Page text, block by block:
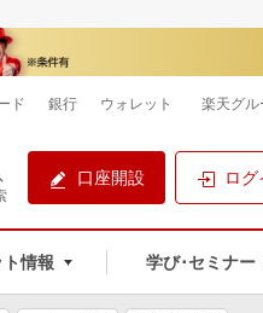
口座開設 ログ
情報 学び･セミナー
ド 銀行 ウォレット 楽天グル